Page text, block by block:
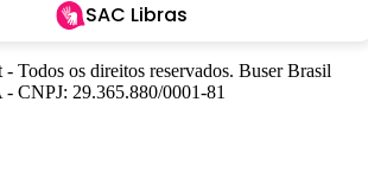
SAC Libras
Todos os direitos reservados. Buser Brasil
CNPJ: 29.365.880/0001-81